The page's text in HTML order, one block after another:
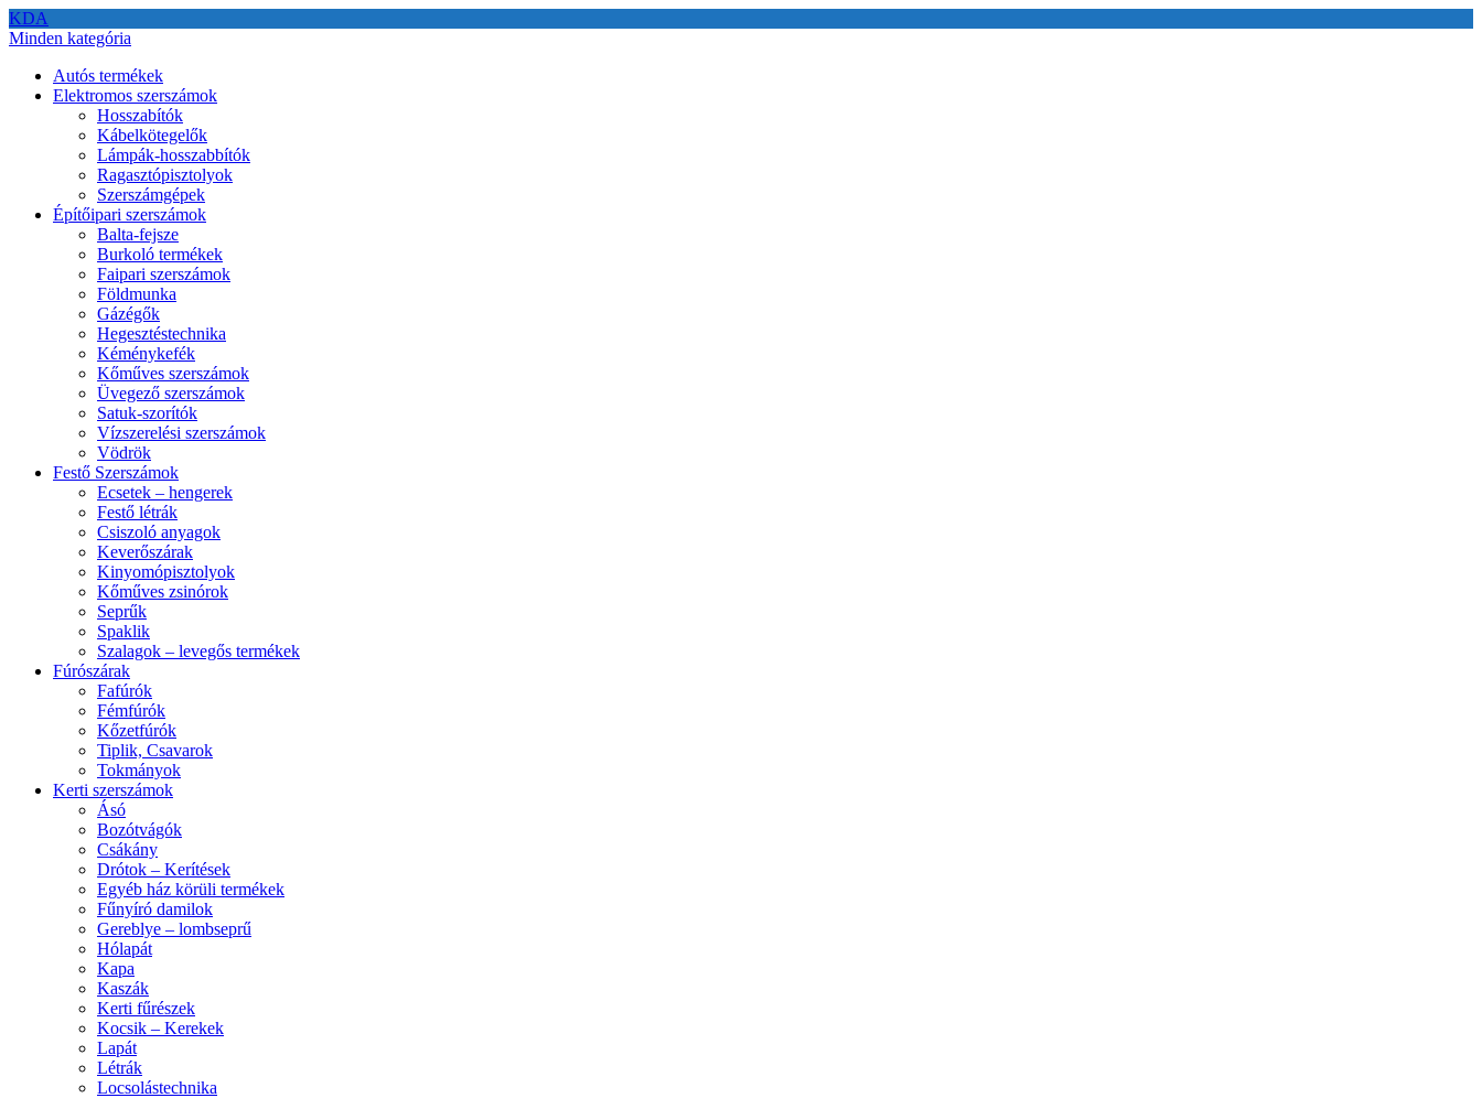
KDA
Minden kategória
Autós termékek
Elektromos szerszámok
Hosszabítók
Kábelkötegelők
Lámpák-hosszabbítók
Ragasztópisztolyok
Szerszámgépek
Építőipari szerszámok
Balta-fejsze
Burkoló termékek
Faipari szerszámok
Földmunka
Gázégők
Hegesztéstechnika
Kéménykefék
Kőműves szerszámok
Üvegező szerszámok
Satuk-szorítók
Vízszerelési szerszámok
Vödrök
Festő Szerszámok
Ecsetek – hengerek
Festő létrák
Csiszoló anyagok
Keverőszárak
Kinyomópisztolyok
Kőműves zsinórok
Seprűk
Spaklik
Szalagok – levegős termékek
Fúrószárak
Fafúrók
Fémfúrók
Kőzetfúrók
Tiplik, Csavarok
Tokmányok
Kerti szerszámok
Ásó
Bozótvágók
Csákány
Drótok – Kerítések
Egyéb ház körüli termékek
Fűnyíró damilok
Gereblye – lombseprű
Hólapát
Kapa
Kaszák
Kerti fűrészek
Kocsik – Kerekek
Lapát
Létrák
Locsolástechnika